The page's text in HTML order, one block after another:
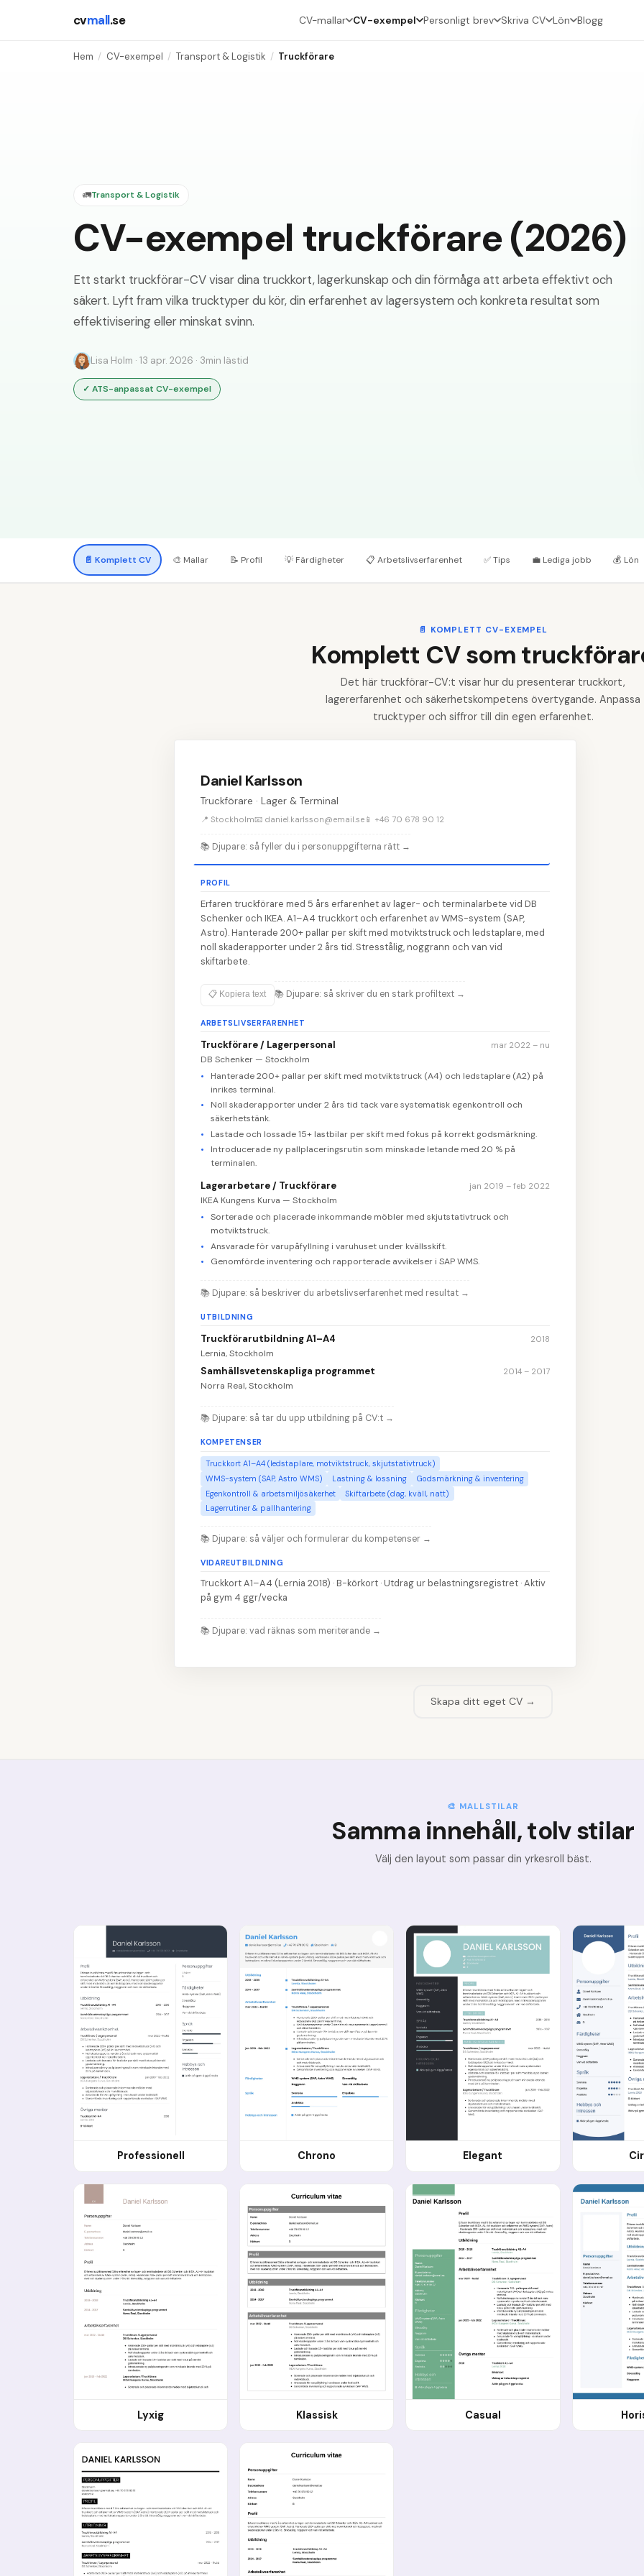
cvmall.se CV-mallar CV-exempel Personligt brev Skriva CV Lön Blogg
Hem / CV-exempel / Transport & Logistik / Truckförare
🚛Transport & Logistik
CV-exempel truckförare (2026)
Ett starkt truckförar-CV visar dina truckkort, lagerkunskap och din förmåga att arbeta effektivt och
säkert. Lyft fram vilka trucktyper du kör, din erfarenhet av lagersystem och konkreta resultat som
effektivisering eller minskat svinn.
Lisa Holm · 13 apr. 2026 · 3min lästid
✓ ATS-anpassat CV-exempel
📄 Komplett CV 🎨 Mallar 📝 Profil 💡 Färdigheter 📋 Arbetslivserfarenhet ✅Tips 💼 Lediga jobb 💰 Lön
📄 KOMPLETT CV-EXEMPEL
Komplett CV som
Det här truckförar-CV:t visar hur du presenterar truckkort,
lagererfarenhet och säkerhetskompetens övertygande. Anpassa
trucktyper och siffror till din egen erfarenhet.
Daniel Karlsson
Truckförare · Lager & Terminal
📍 Stockholm📧 daniel.karlsson@email.se 📱 +46 70 678 90 12
📚 Djupare: så fyller du i personuppgifterna rätt →
PROFIL
Erfaren truckförare med 5 års erfarenhet av lager- och terminalarbete vid DB
Schenker och IKEA. A1–A4 truckkort och erfarenhet av WMS-system (SAP,
Astro). Hanterade 200+ pallar per skift med motviktstruck och ledstaplare, med
noll skaderapporter under 2 års tid. Stresstålig, noggrann och van vid
skiftarbete.
📋 Kopiera text 📚Djupare: så skriver du en stark profiltext →
ARBETSLIVSERFARENHET
Truckförare / Lagerpersonal mar 2022 – nu
DB Schenker — Stockholm
Hanterade 200+ pallar per skift med motviktstruck (A4) och ledstaplare (A2) på
inrikes terminal.
Noll skaderapporter under 2 års tid tack vare systematisk egenkontroll och
säkerhetstänk.
Lastade och lossade 15+ lastbilar per skift med fokus på korrekt godsmärkning.
Introducerade ny pallplaceringsrutin som minskade letande med 20 % på
terminalen.
Lagerarbetare / Truckförare jan 2019 – feb 2022
IKEA Kungens Kurva — Stockholm
Sorterade och placerade inkommande möbler med skjutstativtruck och
motviktstruck.
Ansvarade för varupåfyllning i varuhuset under kvällsskift.
Genomförde inventering och rapporterade avvikelser i SAP WMS.
📚 Djupare: så beskriver du arbetslivserfarenhet med resultat →
UTBILDNING
Truckförarutbildning A1–A4 2018
Lernia, Stockholm
Samhällsvetenskapliga programmet 2014 – 2017
Norra Real, Stockholm
📚 Djupare: så tar du upp utbildning på CV:t →
KOMPETENSER
Truckkort A1–A4 (ledstaplare, motviktstruck, skjutstativtruck)
WMS-system (SAP, Astro WMS)
Lastning & lossning
Godsmärkning & inventering
Egenkontroll & arbetsmiljösäkerhet
Skiftarbete (dag, kväll, natt)
Lagerrutiner & pallhantering
📚 Djupare: så väljer och formulerar du kompetenser →
VIDAREUTBILDNING
Truckkort A1–A4 (Lernia 2018) · B-körkort · Utdrag ur belastningsregistret · Aktiv
på gym 4 ggr/vecka
📚 Djupare: vad räknas som meriterande →
Skapa ditt eget CV →
🎨 MALLSTILAR
Samma innehåll, tolv stilar
Välj den layout som passar din yrkesroll bäst.
Professionell Chrono Elegant
Lyxig Klassisk Casual